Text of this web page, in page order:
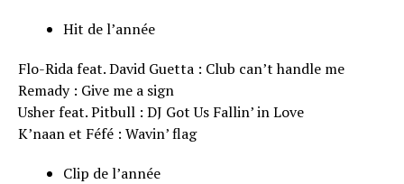
Hit de l’année
Flo-Rida feat. David Guetta : Club can’t handle me
Remady : Give me a sign
Usher feat. Pitbull : DJ Got Us Fallin’ in Love
K’naan et Féfé : Wavin’ flag
Clip de l’année